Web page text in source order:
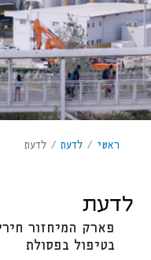
ראשי /לדעת /לדעת
לדעת
פארק המיחזור
בטיפול בפסולת